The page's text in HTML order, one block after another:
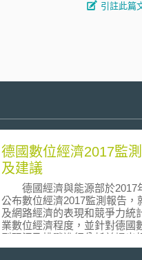
引註此篇
德國數位經濟2017監
及建議
德國經濟與能源部於2017
公布數位經濟2017監測報告，
及網路經濟的表現和競爭力統
業數位經濟程度，並針對德國
型現況及挑戰進行分析並提出
議。 報告資料指出， 在六大創新